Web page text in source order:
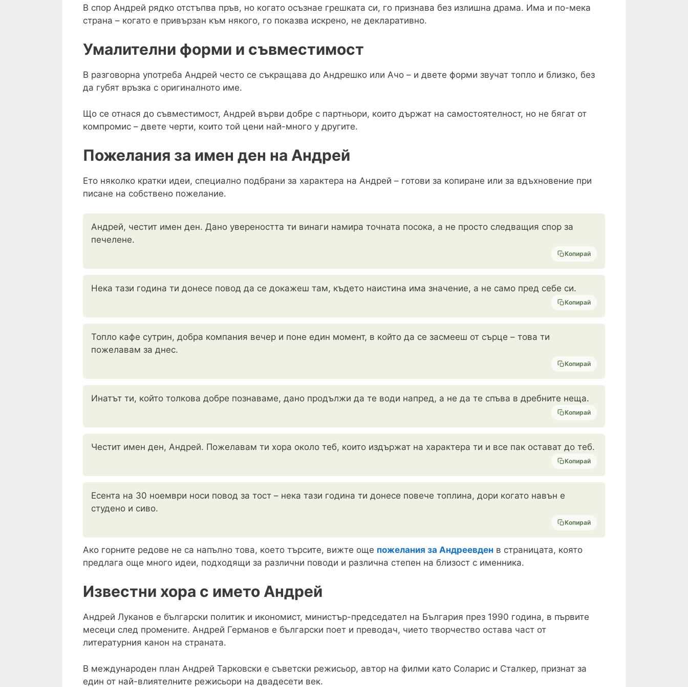
В спор Андрей рядко отстъпва пръв, но когато осъзнае грешката си, го признава без излишна драма. Има и по-мека
страна – когато е привързан към някого, го показва искрено, не декларативно.
Умалителни форми и съвместимост
В разговорна употреба Андрей често се съкращава до Андрешко или Ачо – и двете форми звучат топло и близко, без
да губят връзка с оригиналното име.
Що се отнася до съвместимост, Андрей върви добре с партньори, които държат на самостоятелност, но не бягат от
компромис – двете черти, които той цени най-много у другите.
Пожелания за имен ден на Андрей
Ето няколко кратки идеи, специално подбрани за характера на Андрей – готови за копиране или за вдъхновение при
писане на собствено пожелание.
Андрей, честит имен ден. Дано увереността ти винаги намира точната посока, а не просто следващия спор за
печелене.
Копирай
Нека тази година ти донесе повод да се докажеш там, където наистина има значение, а не само пред себе си.
Копирай
Топло кафе сутрин, добра компания вечер и поне един момент, в който да се засмееш от сърце – това ти
пожелавам за днес.
Копирай
Инатът ти, който толкова добре познаваме, дано продължи да те води напред, а не да те спъва в дребните неща.
Копирай
Честит имен ден, Андрей. Пожелавам ти хора около теб, които издържат на характера ти и все пак остават до теб.
Копирай
Есента на 30 ноември носи повод за тост – нека тази година ти донесе повече топлина, дори когато навън е
студено и сиво.
Копирай
Ако горните редове не са напълно това, което търсите, вижте още пожелания за Андреевден в страницата, която
предлага още много идеи, подходящи за различни поводи и различна степен на близост с именника.
Известни хора с името Андрей
Андрей Луканов е български политик и икономист, министър-председател на България през 1990 година, в първите
месеци след промените. Андрей Германов е български поет и преводач, чието творчество остава част от
литературния канон на страната.
В международен план Андрей Тарковски е съветски режисьор, автор на филми като Соларис и Сталкер, признат за
един от най-влиятелните режисьори на двадесети век.